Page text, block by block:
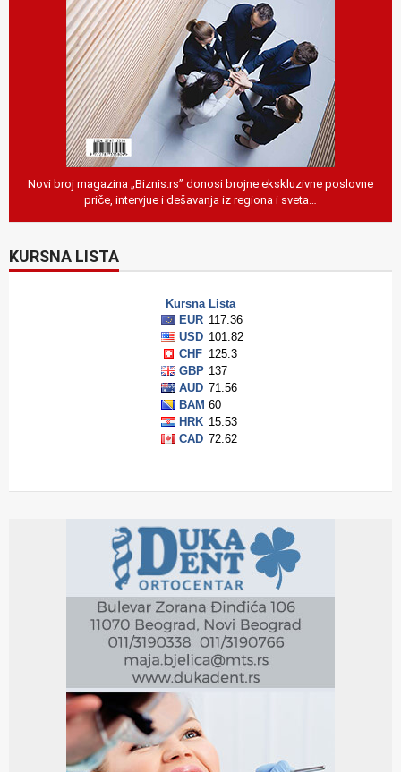
Novi broj magazina „Biznis.rs” donosi brojne ekskluzivne poslovne
priče, intervjue i dešavanja iz regiona i sveta…
KURSNA LISTA